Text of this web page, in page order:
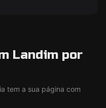
Landim por
tem a sua página com